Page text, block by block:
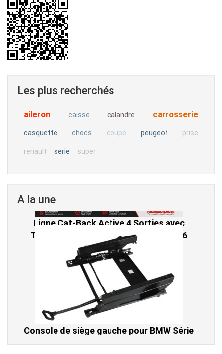
Les plus recherchés
aileron caisse calandre carrosserie
casquette chocs coupe peugeot prise
renault serie super
A la une
Console de siège gauche pour BMW Série
3 E46 (hors Cabriolet et CSL) et BMW X3
E83 (2004-2010)